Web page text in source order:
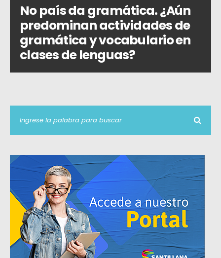
No país da gramática. ¿Aún
predominan actividades de
gramática y vocabulario en
clases de lenguas?